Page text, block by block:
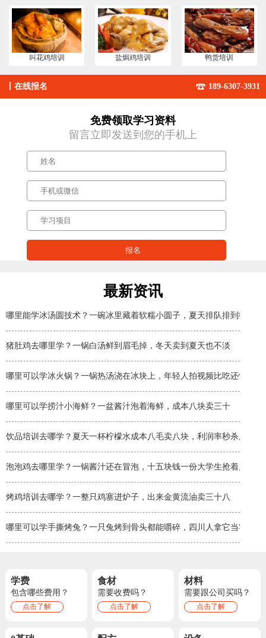
叫花鸡培训 盐焗鸡培训 鸭货培训
在线报名 189-6307-3931
免费领取学习资料
留言立即发送到您的手机上
最新资讯
哪里能学冰汤圆技术？一碗冰里藏着软糯小圆子，夏天排队排到街角
猪肚鸡去哪里学？一锅白汤鲜到眉毛掉，冬天卖到夏天也不淡
哪里可以学冰火锅？一锅热汤浇在冰块上，年轻人拍视频比吃还忙
哪里可以学捞汁小海鲜？一盆酱汁泡着海鲜，成本八块卖三十
饮品培训去哪学？夏天一杯柠檬水成本八毛卖八块，利润率秒杀所有小
泡泡鸡去哪里学？一锅酱汁还在冒泡，十五块钱一份大学生抢着点
烤鸡培训去哪学？一整只鸡塞进炉子，出来金黄流油卖三十八
哪里可以学手撕烤兔？一只兔烤到骨头都能嚼碎，四川人拿它当零食啃
学费
包含哪些费用？
点击了解
食材
需要收费吗？
点击了解
材料
需要跟公司买吗？
点击了解